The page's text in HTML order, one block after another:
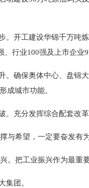
开工建设华锦千万吨
、行业100强及上市企
确保奥体中心、盘锦
成城市功能。
充分发挥综合配套改
与希望，一定要奋发有
。把工业振兴作为最重
集团。